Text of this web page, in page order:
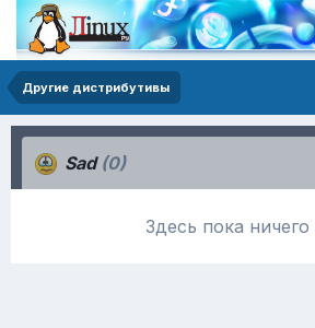
Другие дистрибутивы
Sad (0)
Здесь пока ничего